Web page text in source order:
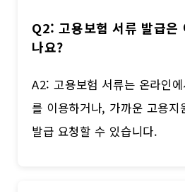
Q2: 고용보험 서류 발급은
나요?
A2: 고용보험 서류는 온라인
를 이용하거나, 가까운 고용지
발급 요청할 수 있습니다.